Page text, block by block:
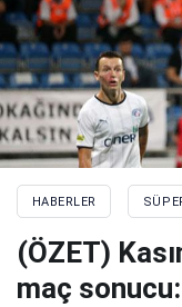
HABERLER
(ÖZET)
maç